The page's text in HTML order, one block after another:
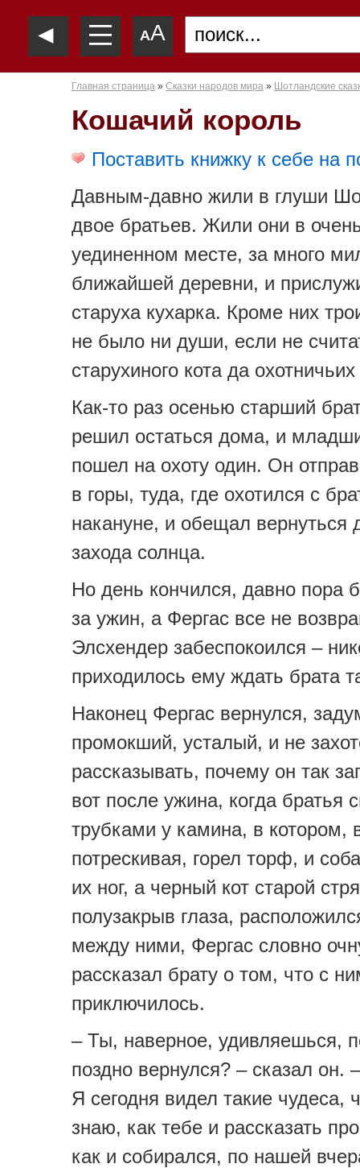
◄ —
—
— AA
Главная страница » Сказки народов мира » Шотландские
Кошачий король
Поставить книжку к себе на
Давным-давно жили в глуши
двое братьев. Жили они в
уединенном месте, за много
ближайшей деревни, и
старуха кухарка. Кроме них
не было ни души, если не
старухиного кота да
Как-то раз осенью старший
решил остаться дома, и
пошел на охоту один. Он
в горы, туда, где охотился с
накануне, и обещал вернуться
захода солнца.
Но день кончился, давно пора
за ужин, а Фергас все не
Элсхендер забеспокоился –
приходилось ему ждать брата
Наконец Фергас вернулся,
промокший, усталый, и не
рассказывать, почему он так
вот после ужина, когда братья
трубками у камина, в котором,
потрескивая, горел торф, и
их ног, а черный кот старой
полузакрыв глаза,
между ними, Фергас словно
рассказал брату о том, что с
приключилось.
– Ты, наверное, удивляешься,
поздно вернулся? – сказал он.
Я сегодня видел такие чудеса,
знаю, как тебе и рассказать
как и собирался, по нашей